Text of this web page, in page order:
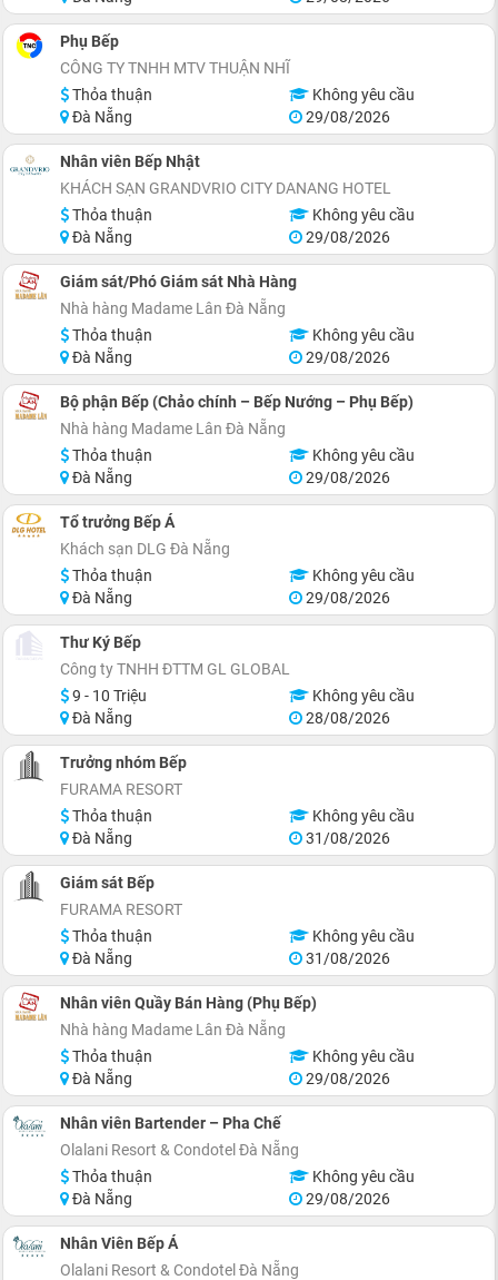
Phụ Bếp
CÔNG TY TNHH MTV THUẬN NHĨ
Thỏa thuận
Không yêu cầu
Đà Nẵng
29/08/2026
Nhân viên Bếp Nhật
KHÁCH SẠN GRANDVRIO CITY DANANG HOTEL
Thỏa thuận
Không yêu cầu
Đà Nẵng
29/08/2026
Giám sát/Phó Giám sát Nhà Hàng
Nhà hàng Madame Lân Đà Nẵng
Thỏa thuận
Không yêu cầu
Đà Nẵng
29/08/2026
Bộ phận Bếp (Chảo chính – Bếp Nướng – Phụ Bếp)
Nhà hàng Madame Lân Đà Nẵng
Thỏa thuận
Không yêu cầu
Đà Nẵng
29/08/2026
Tổ trưởng Bếp Á
Khách sạn DLG Đà Nẵng
Thỏa thuận
Không yêu cầu
Đà Nẵng
29/08/2026
Thư Ký Bếp
Công ty TNHH ĐTTM GL GLOBAL
9 - 10 Triệu
Không yêu cầu
Đà Nẵng
28/08/2026
Trưởng nhóm Bếp
FURAMA RESORT
Thỏa thuận
Không yêu cầu
Đà Nẵng
31/08/2026
Giám sát Bếp
FURAMA RESORT
Thỏa thuận
Không yêu cầu
Đà Nẵng
31/08/2026
Nhân viên Quầy Bán Hàng (Phụ Bếp)
Nhà hàng Madame Lân Đà Nẵng
Thỏa thuận
Không yêu cầu
Đà Nẵng
29/08/2026
Nhân viên Bartender – Pha Chế
Olalani Resort & Condotel Đà Nẵng
Thỏa thuận
Không yêu cầu
Đà Nẵng
29/08/2026
Nhân Viên Bếp Á
Olalani Resort & Condotel Đà Nẵng